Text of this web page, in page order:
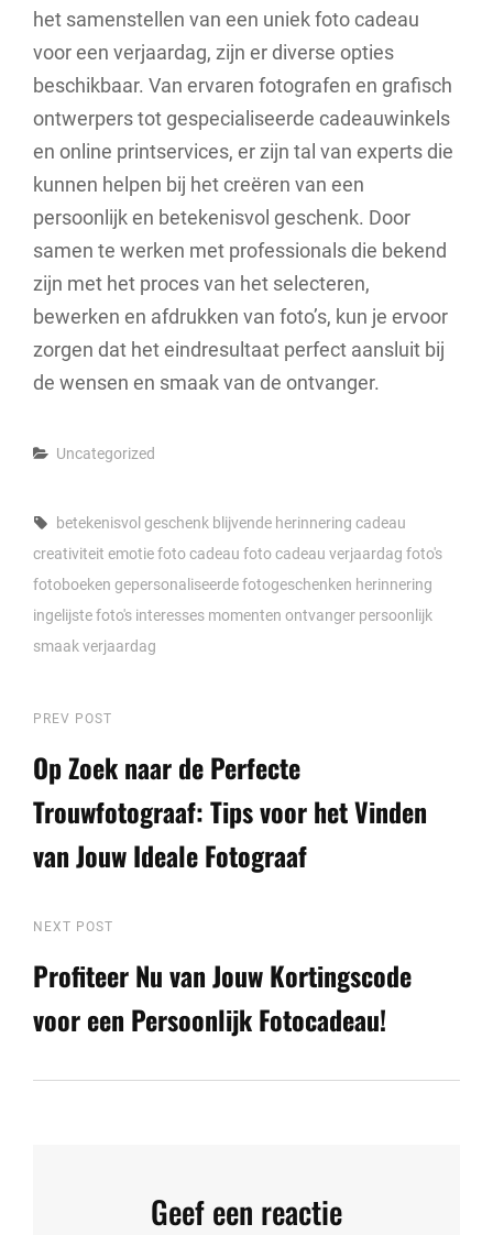
het samenstellen van een uniek foto cadeau
voor een verjaardag, zijn er diverse opties
beschikbaar. Van ervaren fotografen en grafisch
ontwerpers tot gespecialiseerde cadeauwinkels
en online printservices, er zijn tal van experts die
kunnen helpen bij het creëren van een
persoonlijk en betekenisvol geschenk. Door
samen te werken met professionals die bekend
zijn met het proces van het selecteren,
bewerken en afdrukken van foto’s, kun je ervoor
zorgen dat het eindresultaat perfect aansluit bij
de wensen en smaak van de ontvanger.
Categories
Uncategorized
Tags,
betekenisvol geschenk blijvende herinnering cadeau
creativiteit emotiefoto cadeau foto cadeau verjaardag foto's
fotoboeken gepersonaliseerde fotogeschenken herinnering
ingelijste foto's interesses momenten ontvanger persoonlijk
smaakverjaardag
Berichtnavigatie
Previous
Post
PREV POST
Op Zoek naar de Perfecte
Trouwfotograaf: Tips voor het Vinden
van Jouw Ideale Fotograaf
Next
Post
NEXT POST
Profiteer Nu van Jouw Kortingscode
voor een Persoonlijk Fotocadeau!
Geef een reactie